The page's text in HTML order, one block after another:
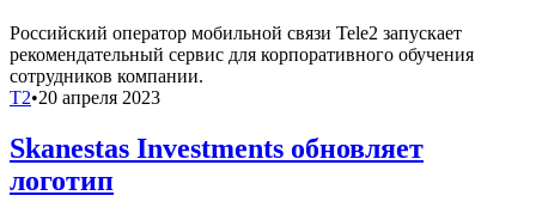
Российский оператор мобильной связи Tele2 запускает
рекомендательный сервис для корпоративного обучения
сотрудников компании.
T2•20 апреля 2023
Skanestas Investments обновляет
логотип